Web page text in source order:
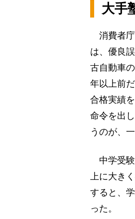
大手
消費者庁
は、優良
古自動車
年以上前
合格実績
命令を出
うのが、
中学受験
上に大き
すると、
った。